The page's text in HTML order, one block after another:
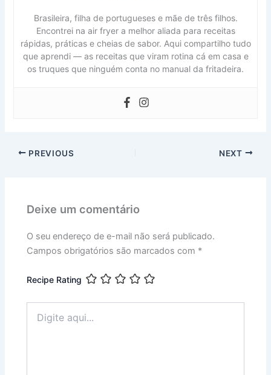
Brasileira, filha de portugueses e mãe de três filhos.
Encontrei na air fryer a melhor aliada para receitas
rápidas, práticas e cheias de sabor. Aqui compartilho tudo
que aprendi — as receitas que viram rotina cá em casa e
os truques que ninguém conta no manual da fritadeira.
PREVIOUS NEXT
Deixe um comentário
O seu endereço de e-mail não será publicado.
Campos obrigatórios são marcados com *
Recipe Rating
aqui...